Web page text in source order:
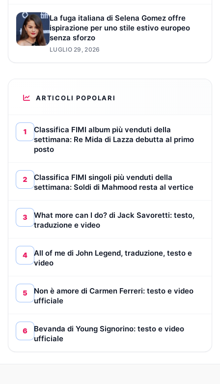
La fuga italiana di Selena Gomez offre
ispirazione per uno stile estivo europeo
senza sforzo
LUGLIO 29, 2026
ARTICOLI POPOLARI
1
Classifica FIMI album più venduti della
settimana: Re Mida di Lazza debutta al primo
posto
2
Classifica FIMI singoli più venduti della
settimana: Soldi di Mahmood resta al vertice
3
What more can I do? di Jack Savoretti: testo,
traduzione e video
4
All of me di John Legend, traduzione, testo e
video
5
Non è amore di Carmen Ferreri: testo e video
ufficiale
6
Bevanda di Young Signorino: testo e video
ufficiale